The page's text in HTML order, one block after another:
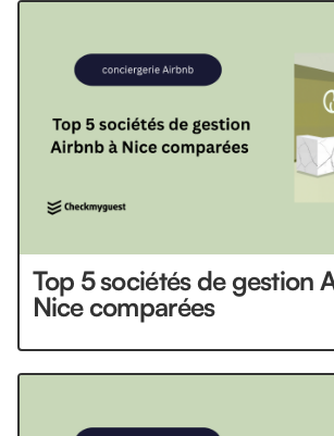
Top 5 sociétés de gestion
Nice comparées